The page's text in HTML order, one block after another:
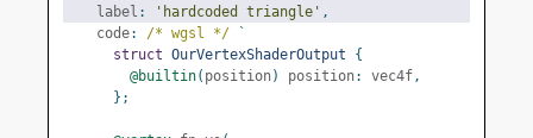
    label
: 'hardcoded triangle' ,
    code
: /* wgsl */
`
struct OurVertexShaderOutput
{
@builtin( position) position: vec4f ,
};